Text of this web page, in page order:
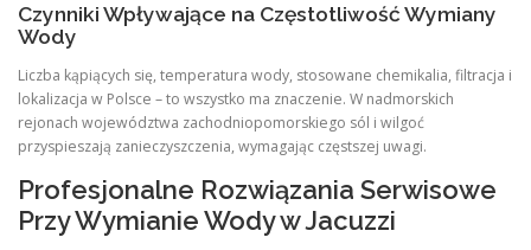
Czynniki Wpływające na Częstotliwość Wymiany
Wody
Liczba kąpiących się, temperatura wody, stosowane chemikalia, filtracja i
lokalizacja w Polsce – to wszystko ma znaczenie. W nadmorskich
rejonach województwa zachodniopomorskiego sól i wilgoć
przyspieszają zanieczyszczenia, wymagając częstszej uwagi.
Profesjonalne Rozwiązania Serwisowe
Przy Wymianie Wody w Jacuzzi